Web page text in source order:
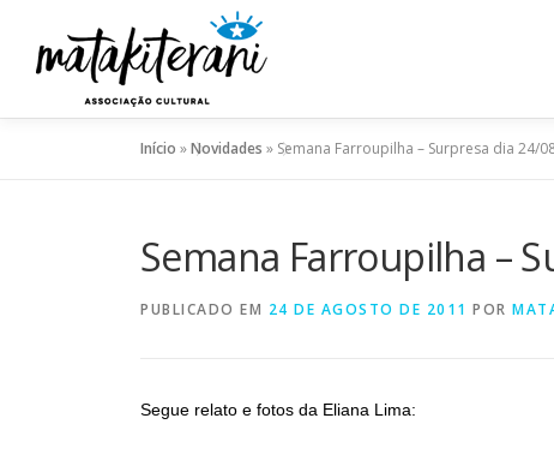
Início »Novidades » Semana Farroupilha – Surpresa dia 24/
Semana Farroupilha –
PUBLICADO EM 24 DE AGOSTO DE 2011 POR
Segue relato e fotos da Eliana Lima: